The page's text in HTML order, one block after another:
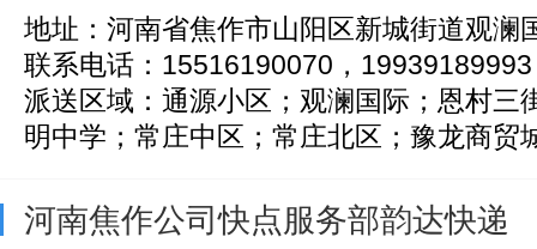
地址：河南省焦作市山阳区新城街道观澜
联系电话：15516190070，19939189993
派送区域：通源小区；观澜国际；恩村三
明中学；常庄中区；常庄北区；豫龙商贸
河南焦作公司快点服务部韵达快递